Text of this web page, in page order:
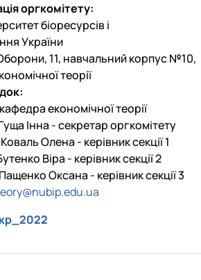
оргкомітету:
біоресурсів і
України
11, навчальний корпус №10,
теорії
економічної теорії
Інна - секретар оргкомітету
Олена - керівник секції 1
Віра - керівник секції 2
Оксана - керівник секції 3